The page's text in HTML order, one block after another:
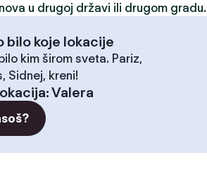
u drugoj državi ili drugom gradu.
bilo koje lokacije
kim širom sveta. Pariz,
Sidnej, kreni!
:Valera